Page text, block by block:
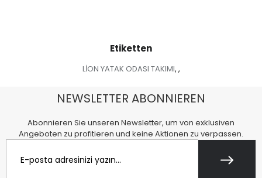
Etiketten
LİON YATAK ODASI TAKIMI, ,
NEWSLETTER ABONNIEREN
Abonnieren Sie unseren Newsletter, um von exklusiven
Angeboten zu profitieren und keine Aktionen zu verpassen.